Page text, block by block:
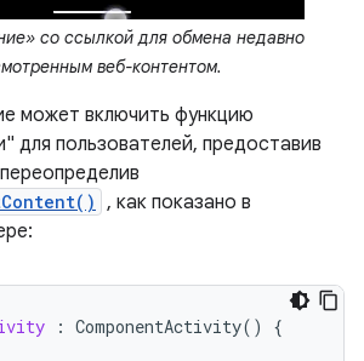
со ссылкой для обмена недавно
веб-контентом.
может включить функцию
для пользователей, предоставив
, как показано в
: ComponentActivity() {